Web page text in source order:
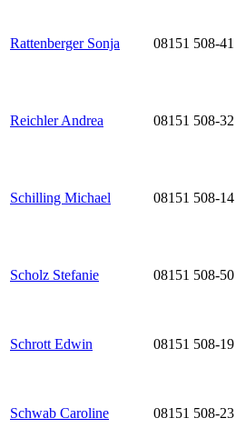
Rattenberger Sonja 08151 508-41
Reichler Andrea 08151 508-32
Schilling Michael 08151 508-14
Scholz Stefanie 08151 508-50
Schrott Edwin 08151 508-19
Schwab Caroline 08151 508-23